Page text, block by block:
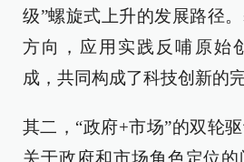
级”螺旋式上升的发展路径
方向，应用实践反哺原始
成，共同构成了科技创新的
其二，“政府+市场”的双轮
关于政府和市场角色定位